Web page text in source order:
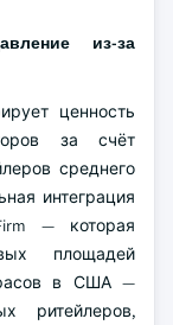
из-за
ценность
за счёт
среднего
интеграция
— которая
площадей
в США —
ритейлеров,